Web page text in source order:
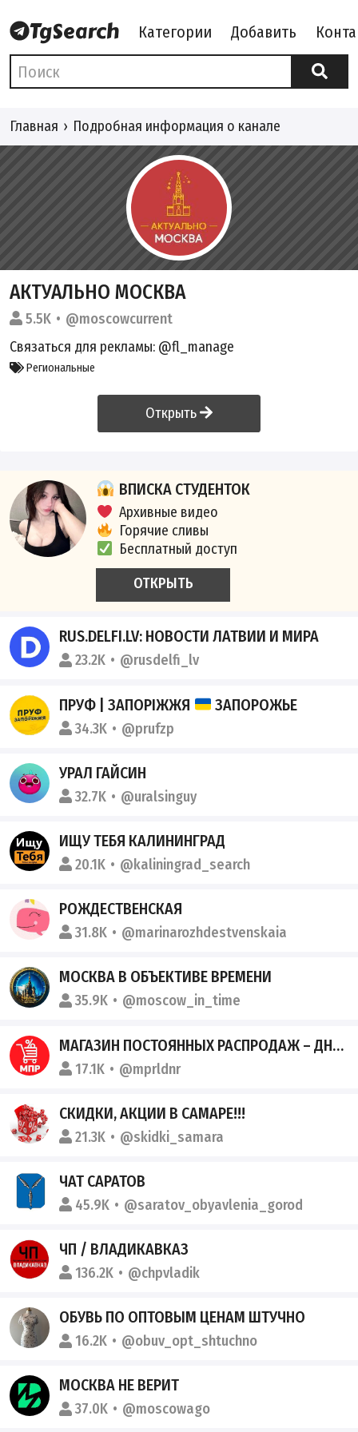
Категории Добавить
Главная Подробная информация о канале
АКТУАЛЬНО МОСКВА
5.5K
@moscowcurrent
Связаться для рекламы: @fl_manage
Региональные
Открыть
ВПИСКА СТУДЕНТОК
Архивные видео
Горячие сливы
Бесплатный доступ
ОТКРЫТЬ
RUS.DELFI.LV: НОВОСТИ ЛАТВИИ И МИРА
23.2K @rusdelfi_lv
ПРУФ | ЗАПОРІЖЖЯ ЗАПОРОЖЬЕ
34.3K @prufzp
УРАЛ ГАЙСИН
32.7K @uralsinguy
ИЩУ ТЕБЯ КАЛИНИНГРАД
20.1K @kaliningrad_search
РОЖДЕСТВЕНСКАЯ
31.8K @marinarozhdestvenskaia
МОСКВА В ОБЪЕКТИВЕ ВРЕМЕНИ
35.9K @moscow_in_time
МАГАЗИН ПОСТОЯННЫХ РАСПРОДАЖ – ДНР, ЛНР
17.1K @mprldnr
СКИДКИ, АКЦИИ В САМАРЕ!!!
21.3K @skidki_samara
ЧАТ САРАТОВ
45.9K @saratov_obyavlenia_gorod
ЧП / ВЛАДИКАВКАЗ
136.2K @chpvladik
ОБУВЬ ПО ОПТОВЫМ ЦЕНАМ ШТУЧНО
16.2K @obuv_opt_shtuchno
МОСКВА НЕ ВЕРИТ
37.0K @moscowago